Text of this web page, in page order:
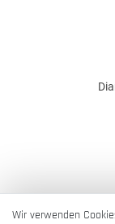
Wir verwenden